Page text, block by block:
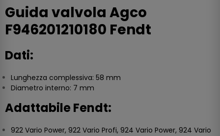
Guida valvola Agco
F946201210180 Fendt
Dati:
Lunghezza complessiva: 58 mm
Diametro interno: 7 mm
Adattabile Fendt:
922 Vario Power, 922 Vario Profi, 924 Vario Power, 924 Vario